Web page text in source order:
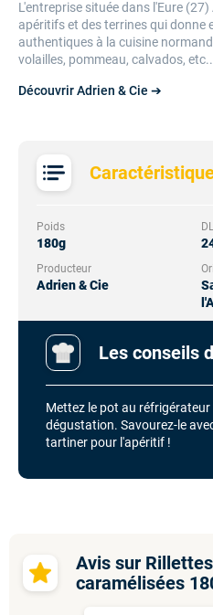
Poids
180g
Producteur
Adrien & Cie
Les conseils
Mettez le pot au
dégustation. Savourez-le
tartiner pour l'apéritif !
L'entreprise située dans l'Eure
apéritifs et des terrines qui donne
authentiques à la cuisine
volailles, pommeau, calvados,
Découvrir Adrien & Cie ➔
Avis sur
caramélisées